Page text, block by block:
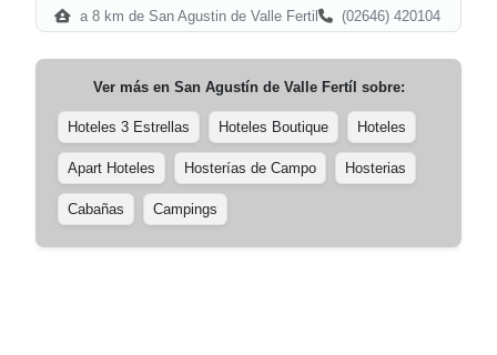
a 8 km de San Agustin de Valle Fertil
(02646) 420104
Ver más en San Agustín de Valle Fertíl sobre:
Hoteles 3 Estrellas Hoteles Boutique Hoteles
Apart Hoteles Hosterías de Campo Hosterias
Cabañas Campings